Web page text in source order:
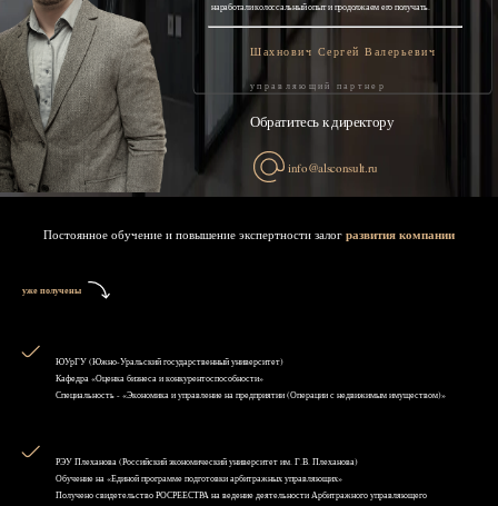
наработали колоссальный опыт и продолжаем его получать.
Шахнович Сергей Валерьевич
управляющий партнер
Обратитесь к директору
info@alsconsult.ru
Постоянное обучение и повышение экспертности залог развития компании
уже получены
ЮУрГУ (Южно-Уральский государственный университет)
Кафедра «Оценка бизнеса и конкурентоспособности»
Специальность - «Экономика и управление на предприятии (Операции с недвижимым имуществом)»
РЭУ Плеханова (Российский экономический университет им. Г.В. Плеханова)
Обучение на «Единой программе подготовки арбитражных управляющих»
Получено свидетельство РОСРЕЕСТРА на ведение деятельности Арбитражного управляющего